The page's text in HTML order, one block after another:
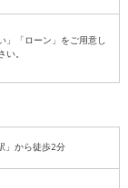
」「ローン」をご用意し
。
」から徒歩2分